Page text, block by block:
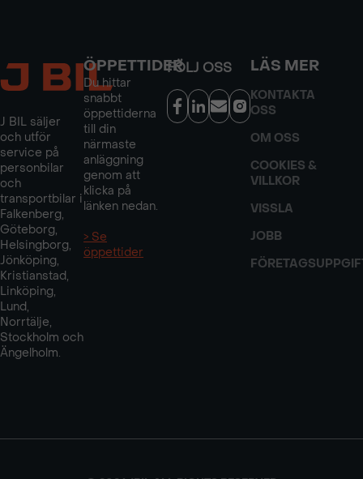
J BIL säljer
och utför
service på
personbilar
och
transportbilar i
Falkenberg,
Göteborg,
Helsingborg,
Jönköping,
Kristianstad,
Linköping,
Lund,
Norrtälje,
Stockholm och
Ängelholm.
ÖPPETTIDER
Du hittar
snabbt
öppettiderna
till din
närmaste
anläggning
genom att
klicka på
länken nedan.
> Se
öppettider
FÖLJ OSS LÄS MER
KONTAKTA
OSS
OM OSS
COOKIES &
VILLKOR
VISSLA
JOBB